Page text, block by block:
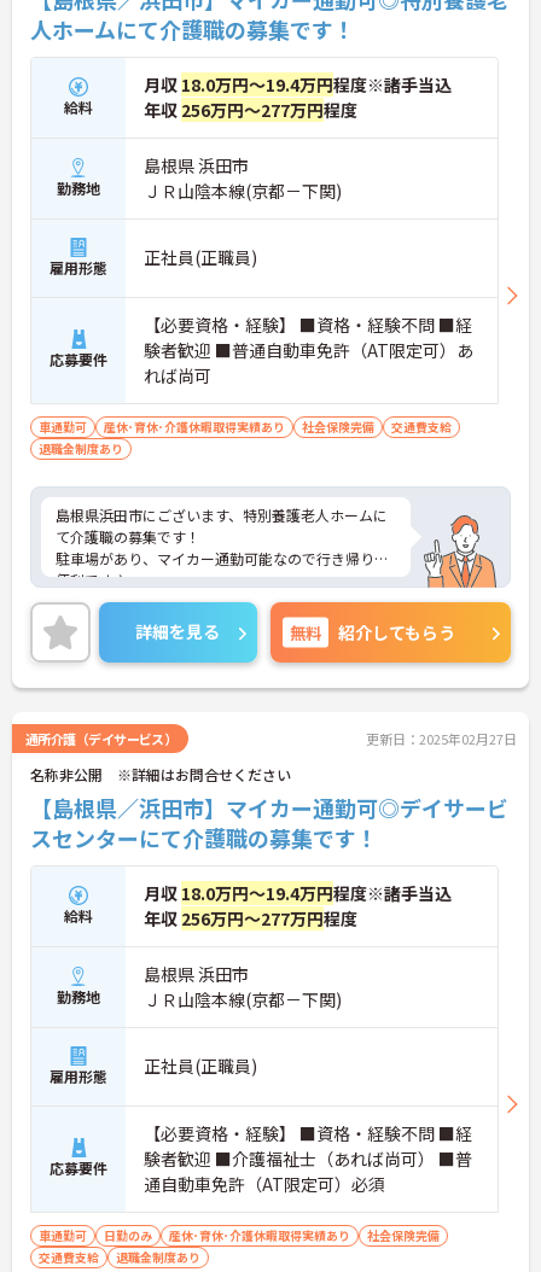
人ホームにて介護職の募集です！
給料
月収 18.0万円～19.4万円程度※諸手当込
年収 256万円～277万円程度
勤務地
島根県 浜田市
ＪＲ山陰本線(京都－下関)
雇用形態 正社員(正職員)
応募要件
【必要資格・経験】 ■資格・経験不問 ■経
験者歓迎 ■普通自動車免許（AT限定可）あ
れば尚可
車通勤可 産休･育休･介護休暇取得実績あり 社会保険完備
交通費支給
退職金制度あり
島根県浜田市にございます、特別養護老人ホームに
て介護職の募集です！
駐車場があり、マイカー通勤可能なので行き帰りが
便利です♪
賞与・昇給あり！頑張りをしっかりと評価している
ので、モチベーションを保ちやすい環境です★
また、育児休暇制度がありますので、ライフステー
ジに応じて長くお仕事を続けていくことができます
◎
せください。
詳細を見る 無料 紹介してもらう
通所介護（デイサービス） 更新日：2025年02月27日
名称非公開 ※詳細はお問合せください
【島根県／浜田市】マイカー通勤可◎デイサービ
スセンターにて介護職の募集です！
給料
月収 18.0万円～19.4万円程度※諸手当込
年収 256万円～277万円程度
勤務地
島根県 浜田市
ＪＲ山陰本線(京都－下関)
雇用形態 正社員(正職員)
応募要件
【必要資格・経験】 ■資格・経験不問 ■経
験者歓迎 ■介護福祉士（あれば尚可） ■普
通自動車免許（AT限定可）必須
車通勤可 日勤のみ 産休･育休･介護休暇取得実績あり
社会保険完備
交通費支給
退職金制度あり